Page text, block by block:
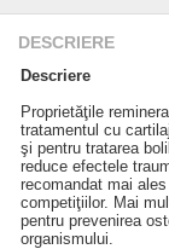
DESCRIERE
Descriere
Proprietăţile
tratamentul cu
şi pentru tratarea
reduce efectele
recomandat mai
competiţiilor. Mai
pentru prevenirea
organismului.